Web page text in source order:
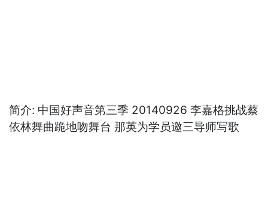
简介: 中国好声音第三季 20140926 李嘉格挑战蔡
依林舞曲跪地吻舞台 那英为学员邀三导师写歌